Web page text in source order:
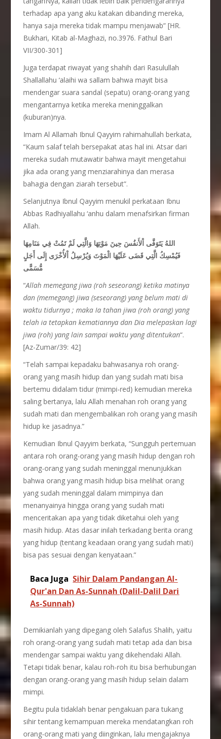
terhadap apa yang aku katakan dibanding mereka,
hanya saja mereka tidak mampu menjawab” [HR.
Bukhari, Kitab al-Maghazi, no.3976. Fathul Bari
VII/300-301]
Juga terdapat riwayat yang shahih dari Rasulullah
Shallallahu ‘alaihi wa sallam bahwa mayit bisa
mendengar suara sandal (sepatu) orang-orang yang
mengantarnya ketika mereka meninggalkan
(kuburan)nya.
Imam Al Allamah Ibnul Qayyim rahimahullah berkata,
“Kaum salaf telah bersepakat atas hal ini. Atsar dari
mereka sudah mutawatir bahwa mayit mengetahui
jika ada orang yang menziarahinya dan merasa
bahagia dengan ziarah tersebut”.
Selanjutnya Ibnul Qayyim menukil perkataan Ibnu
Abbas Radhiyallahu ‘anhu dalam menafsirkan firman
Allah.
اللهُ يَتَوَفَّى اْلأَنفُسَ حِينَ مَوْتِهَا وَالَّتِي لَمْ تَمُتْ فِي مَنَامِهَا
فَيُمْسِكُ الَّتِي قَضَى عَلَيْهَا الْمَوْتَ وَيُرْسِلُ اْلأُخْرَى إِلَى أَجَلٍ
مُّسَمًّى
“Allah memegang jiwa (roh seseorang) ketika matinya
dan (memegang) jiwa (seseorang) yang belum mati di
waktu tidurnya ; maka Ia tahan jiwa (roh orang) yang
telah ia tetapkan kematiannya dan Dia melepaskan lagi
jiwa (roh) yang lain sampai waktu yang ditentukan“.
[Az-Zumar/39: 42]
“Telah sampai kepadaku bahwasanya roh orang-
orang yang masih hidup dan yang sudah mati bisa
bertemu didalam tidur (mimpi-red) kemudian mereka
saling bertanya, lalu Allah menahan roh orang yang
sudah mati dan mengembalikan roh orang yang masih
hidup ke jasadnya.”
Kemudian Ibnul Qayyim berkata, “Sungguh pertemuan
antara roh orang-orang yang masih hidup dengan roh
orang-orang yang sudah meninggal menunjukkan
bahwa orang yang masih hidup bisa melihat orang
yang sudah meninggal dalam mimpinya dan
menanyainya hingga orang yang sudah mati
menceritakan apa yang tidak diketahui oleh yang
masih hidup. Atas dasar inilah terkadang berita orang
yang hidup (tentang keadaan orang yang sudah mati)
bisa pas sesuai dengan kenyataan.”
Baca Juga Sihir Dalam Pandangan Al-
Qur'an Dan As-Sunnah (Dalil-Dalil Dari
As-Sunnah)
Demikianlah yang dipegang oleh Salafus Shalih, yaitu
roh orang-orang yang sudah mati tetap ada dan bisa
mendengar sampai waktu yang dikehendaki Allah.
Tetapi tidak benar, kalau roh-roh itu bisa berhubungan
dengan orang-orang yang masih hidup selain dalam
mimpi.
Begitu pula tidaklah benar pengakuan para tukang
sihir tentang kemampuan mereka mendatangkan roh
orang-orang mati yang diinginkan, lalu mengajaknya